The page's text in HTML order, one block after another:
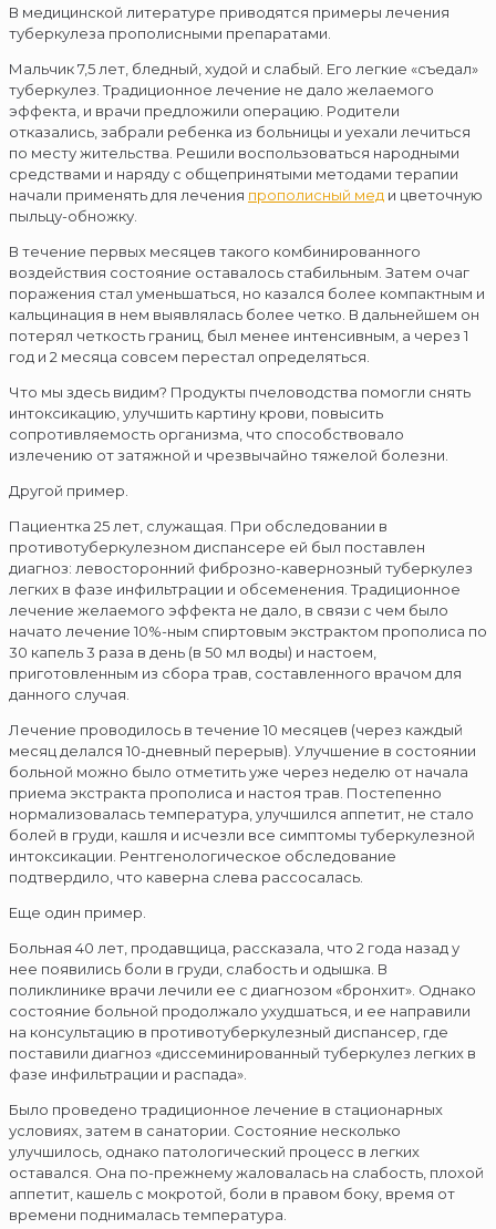
В медицинской литературе приводятся примеры лечения
туберкулеза прополисными препаратами.
Мальчик 7,5 лет, бледный, худой и слабый. Его легкие «съедал»
туберкулез. Традиционное лечение не дало желаемого
эффекта, и врачи предложили операцию. Родители
отказались, забрали ребенка из больницы и уехали лечиться
по месту жительства. Решили воспользоваться народными
средствами и наряду с общепринятыми методами терапии
начали применять для лечения прополисный мед и цветочную
пыльцу-обножку.
В течение первых месяцев такого комбинированного
воздействия состояние оставалось стабильным. Затем очаг
поражения стал уменьшаться, но казался более компактным и
кальцинация в нем выявлялась более четко. В дальнейшем он
потерял четкость границ, был менее интенсивным, а через 1
год и 2 месяца совсем перестал определяться.
Что мы здесь видим? Продукты пчеловодства помогли снять
интоксикацию, улучшить картину крови, повысить
сопротивляемость организма, что способствовало
излечению от затяжной и чрезвычайно тяжелой болезни.
Другой пример.
Пациентка 25 лет, служащая. При обследовании в
противотуберкулезном диспансере ей был поставлен
диагноз: левосторонний фиброзно-кавернозный туберкулез
легких в фазе инфильтрации и обсеменения. Традиционное
лечение желаемого эффекта не дало, в связи с чем было
начато лечение 10%-ным спиртовым экстрактом прополиса по
30 капель 3 раза в день (в 50 мл воды) и настоем,
приготовленным из сбора трав, составленного врачом для
данного случая.
Лечение проводилось в течение 10 месяцев (через каждый
месяц делался 10-дневный перерыв). Улучшение в состоянии
больной можно было отметить уже через неделю от начала
приема экстракта прополиса и настоя трав. Постепенно
нормализовалась температура, улучшился аппетит, не стало
болей в груди, кашля и исчезли все симптомы туберкулезной
интоксикации. Рентгенологическое обследование
подтвердило, что каверна слева рассосалась.
Еще один пример.
Больная 40 лет, продавщица, рассказала, что 2 года назад у
нее появились боли в груди, слабость и одышка. В
поликлинике врачи лечили ее с диагнозом «бронхит». Однако
состояние больной продолжало ухудшаться, и ее направили
на консультацию в противотуберкулезный диспансер, где
поставили диагноз «диссеминированный туберкулез легких в
фазе инфильтрации и распада».
Было проведено традиционное лечение в стационарных
условиях, затем в санатории. Состояние несколько
улучшилось, однако патологический процесс в легких
оставался. Она по-прежнему жаловалась на слабость, плохой
аппетит, кашель с мокротой, боли в правом боку, время от
времени поднималась температура.